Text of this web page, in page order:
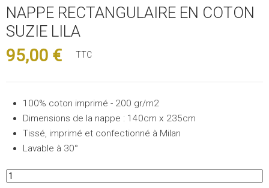
NAPPE RECTANGULAIRE EN COTON
SUZIE LILA
95,00 € TTC
100% coton imprimé - 200 gr/m2
Dimensions de la nappe : 140cm x 235cm
Tissé, imprimé et confectionné à Milan
Lavable à 30°